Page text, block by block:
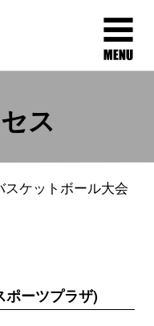
ス
ケットボール大会
ポーツプラザ)